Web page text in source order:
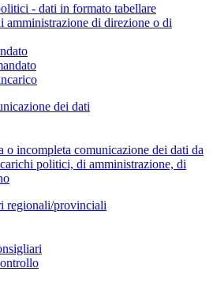
- dati in formato tabellare
di direzione o di
dei dati
o incompleta comunicazione dei dati da
politici, di amministrazione, di
regionali/provinciali